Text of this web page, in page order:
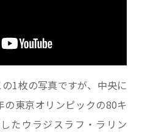
1枚の写真ですが、中央に
東京オリンピックの80キ
たウラジスラフ・ラリン